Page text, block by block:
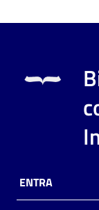
ENTRA